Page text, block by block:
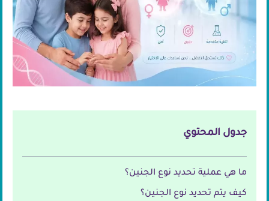
جدول المحتوي
ما هي عملية تحديد نوع الجنين؟
كيف يتم تحديد نوع الجنين؟